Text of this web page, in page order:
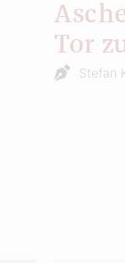
Tor
Stefan